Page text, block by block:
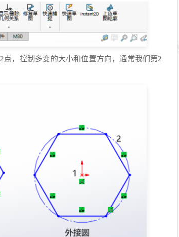
2点，控制多变的大小和位置方向，通常我们第2